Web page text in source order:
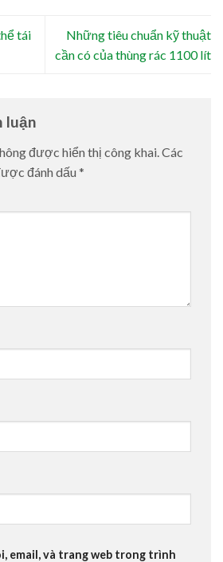
tái
Những tiêu chuẩn kỹ thuật
cần có của thùng rác 1100 lít
luận
được hiển thị công khai.Các
đánh dấu *
email, và trang web trong trình